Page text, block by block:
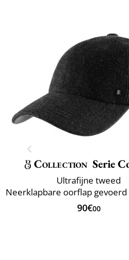
Collection Serie
Ultrafijne tweed
Neerklapbare oorflap
90€00